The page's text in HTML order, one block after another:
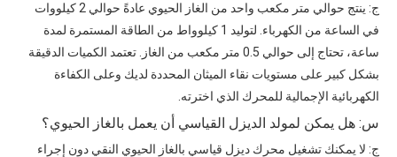
ج: ينتج حوالي متر مكعب واحد من الغاز الحيوي عادةً حوالي 2 كيلووات
في الساعة من الكهرباء. لتوليد 1 كيلوواط من الطاقة المستمرة لمدة
ساعة، تحتاج إلى حوالي 0.5 متر مكعب من الغاز. تعتمد الكميات الدقيقة
بشكل كبير على مستويات نقاء الميثان المحددة لديك وعلى الكفاءة
الكهربائية الإجمالية للمحرك الذي اخترته.
س: هل يمكن لمولد الديزل القياسي أن يعمل بالغاز الحيوي؟
ج: لا يمكنك تشغيل محرك ديزل قياسي بالغاز الحيوي النقي دون إجراء